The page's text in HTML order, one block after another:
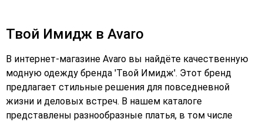
Твой Имидж в Avaro
В интернет-магазине Avaro вы найдёте качественную
модную одежду бренда 'Твой Имидж'. Этот бренд
предлагает стильные решения для повседневной
жизни и деловых встреч. В нашем каталоге
представлены разнообразные платья, в том числе